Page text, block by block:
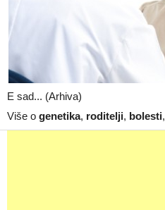
E sad... (Arhiva)
Više o genetika, roditelji, bolesti,